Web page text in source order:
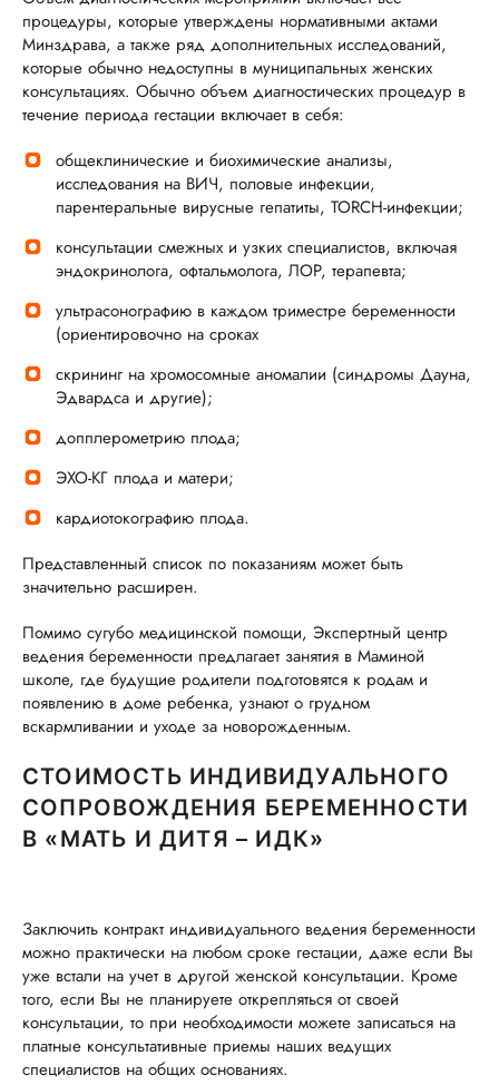
процедуры, которые утверждены нормативными актами
Минздрава, а также ряд дополнительных исследований,
которые обычно недоступны в муниципальных женских
консультациях. Обычно объем диагностических процедур в
течение периода гестации включает в себя:
общеклинические и биохимические анализы,
исследования на ВИЧ, половые инфекции,
парентеральные вирусные гепатиты, TORCH-инфекции;
консультации смежных и узких специалистов, включая
эндокринолога, офтальмолога, ЛОР, терапевта;
ультрасонографию в каждом триместре беременности
(ориентировочно на сроках
скрининг на хромосомные аномалии (синдромы Дауна,
Эдвардса и другие);
допплерометрию плода;
ЭХО-КГ плода и матери;
кардиотокографию плода.
Представленный список по показаниям может быть
значительно расширен.
Помимо сугубо медицинской помощи, Экспертный центр
ведения беременности предлагает занятия в Маминой
школе, где будущие родители подготовятся к родам и
появлению в доме ребенка, узнают о грудном
вскармливании и уходе за новорожденным.
СТОИМОСТЬ ИНДИВИДУАЛЬНОГО
СОПРОВОЖДЕНИЯ БЕРЕМЕННОСТИ
В «МАТЬ И ДИТЯ – ИДК»
Заключить контракт индивидуального ведения беременности
можно практически на любом сроке гестации, даже если Вы
уже встали на учет в другой женской консультации. Кроме
того, если Вы не планируете открепляться от своей
консультации, то при необходимости можете записаться на
платные консультативные приемы наших ведущих
специалистов на общих основаниях.